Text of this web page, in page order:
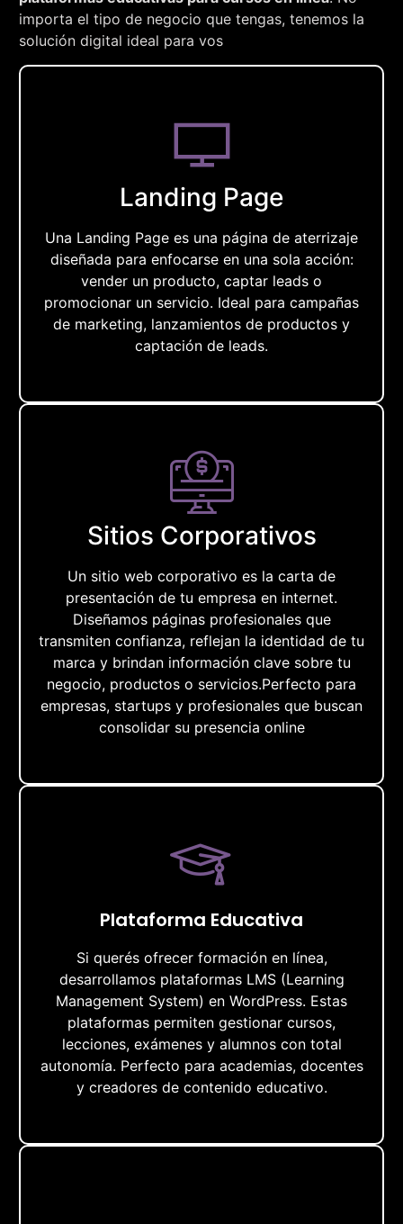
importa el tipo de negocio que tengas, tenemos la
solución digital ideal para vos
Landing Page
Una Landing Page es una página de aterrizaje
diseñada para enfocarse en una sola acción:
vender un producto, captar leads o
promocionar un servicio. Ideal para campañas
de marketing, lanzamientos de productos y
captación de leads.
Sitios Corporativos
Un sitio web corporativo es la carta de
presentación de tu empresa en internet.
Diseñamos páginas profesionales que
transmiten confianza, reflejan la identidad de tu
marca y brindan información clave sobre tu
negocio, productos o servicios.Perfecto para
empresas, startups y profesionales que buscan
consolidar su presencia online
Plataforma Educativa
Si querés ofrecer formación en línea,
desarrollamos plataformas LMS (Learning
Management System) en WordPress. Estas
plataformas permiten gestionar cursos,
lecciones, exámenes y alumnos con total
autonomía. Perfecto para academias, docentes
y creadores de contenido educativo.